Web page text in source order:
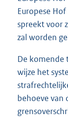
Europese
spreekt voor
zal worden
De komende
wijze het
behoeve van